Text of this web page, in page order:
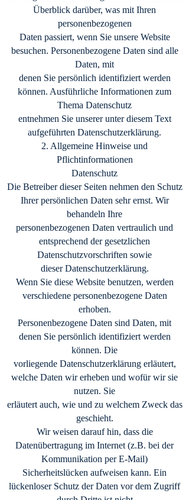
Überblick darüber, was mit Ihren
personenbezogenen
Daten passiert, wenn Sie unsere Website
besuchen. Personenbezogene Daten sind alle
Daten, mit
denen Sie persönlich identifiziert werden
können. Ausführliche Informationen zum
Thema Datenschutz
entnehmen Sie unserer unter diesem Text
aufgeführten Datenschutzerklärung.
2. Allgemeine Hinweise und
Pflichtinformationen
Datenschutz
Die Betreiber dieser Seiten nehmen den Schutz
Ihrer persönlichen Daten sehr ernst. Wir
behandeln Ihre
personenbezogenen Daten vertraulich und
entsprechend der gesetzlichen
Datenschutzvorschriften sowie
dieser Datenschutzerklärung.
Wenn Sie diese Website benutzen, werden
verschiedene personenbezogene Daten
erhoben.
Personenbezogene Daten sind Daten, mit
denen Sie persönlich identifiziert werden
können. Die
vorliegende Datenschutzerklärung erläutert,
welche Daten wir erheben und wofür wir sie
nutzen. Sie
erläutert auch, wie und zu welchem Zweck das
geschieht.
Wir weisen darauf hin, dass die
Datenübertragung im Internet (z.B. bei der
Kommunikation per E-Mail)
Sicherheitslücken aufweisen kann. Ein
lückenloser Schutz der Daten vor dem Zugriff